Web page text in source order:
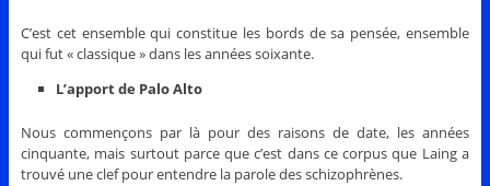
C’est cet ensemble qui constitue les bords de sa pensée, ensemble
qui fut « classique » dans les années soixante.
L’apport de Palo Alto
Nous commençons par là pour des raisons de date, les années
cinquante, mais surtout parce que c’est dans ce corpus que Laing a
trouvé une clef pour entendre la parole des schizophrènes.